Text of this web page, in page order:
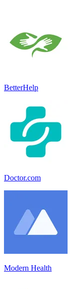
BetterHelp
Doctor.com
Modern Health